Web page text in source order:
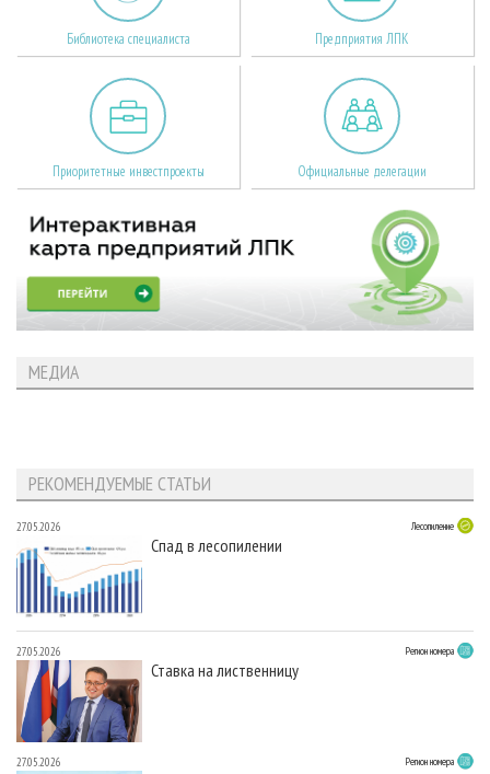
Библиотека специалиста Предприятия ЛПК
Приоритетные инвестпроекты Официальные делегации
МЕДИА
РЕКОМЕНДУЕМЫЕ СТАТЬИ
27.05.2026 Лесопиление
Спад в лесопилении
27.05.2026 Регион номера
Ставка на лиственницу
27.05.2026 Регион номера